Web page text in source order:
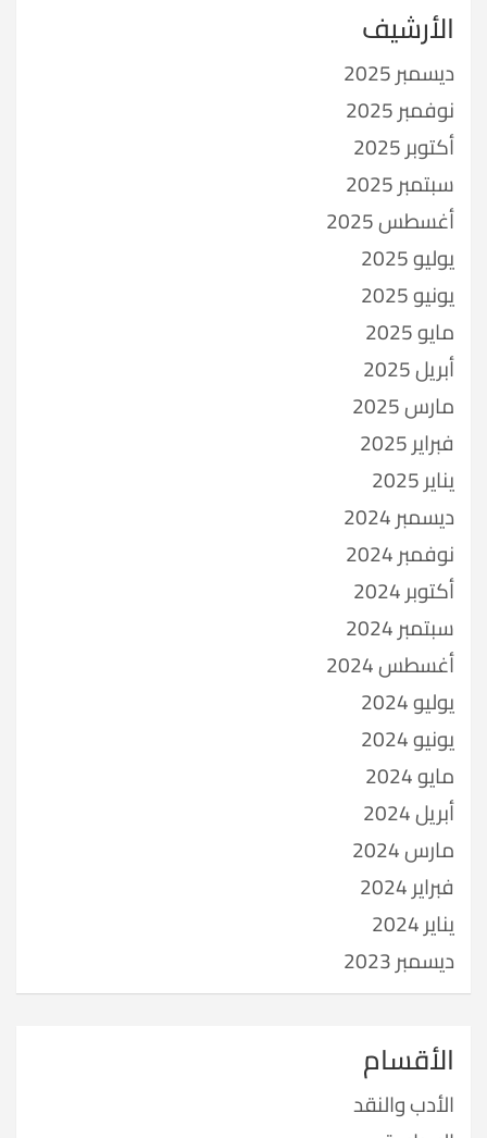
الأرشيف
ديسمبر 2025
نوفمبر 2025
أكتوبر 2025
سبتمبر 2025
أغسطس 2025
يوليو 2025
يونيو 2025
مايو 2025
أبريل 2025
مارس 2025
فبراير 2025
يناير 2025
ديسمبر 2024
نوفمبر 2024
أكتوبر 2024
سبتمبر 2024
أغسطس 2024
يوليو 2024
يونيو 2024
مايو 2024
أبريل 2024
مارس 2024
فبراير 2024
يناير 2024
ديسمبر 2023
الأقسام
الأدب والنقد